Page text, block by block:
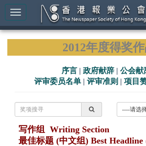
2012年度得奖
序言 | 政府献辞 | 公会献
评审委员名单 | 评审准则 | 项目
写作组 Writing Section
最佳标题 (中文组) Best Headline